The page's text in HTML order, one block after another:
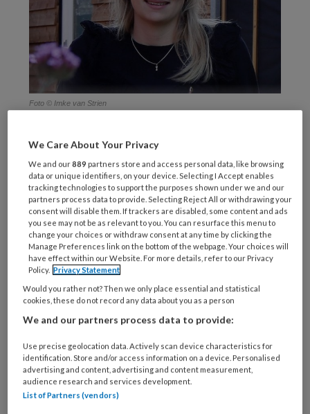
Foto © Imke van Strien
REGISTREREN
Wil je dit artikel lezen?
Maak gratis een account aan en lees 2
artikelen gratis per maand
Al een account of abonnement?Log dan in
Wat
is
je
e-
We Care About Your Privacy
We and our889 partners store and access personal data, like browsing
data or unique identifiers, on your device. Selecting I Accept enables
tracking technologies to support the purposes shown under we and our
partners process data to provide. Selecting Reject All or withdrawing your
consent will disable them. If trackers are disabled, some content and ads
you see may not be as relevant to you. You can resurface this menu to
change your choices or withdraw consent at any time by clicking the
Manage Preferences link on the bottom of the webpage. Your choices will
have effect within our Website. For more details, refer to our Privacy
Policy. Privacy Statement
Would you rather not? Then we only place essential and statistical
cookies, these do not record any data about you as a person
We and our partners process data to provide:
Use precise geolocation data. Actively scan device characteristics for
identification. Store and/or access information on a device. Personalised
advertising and content, advertising and content measurement,
audience research and services development.
List of Partners (vendors)